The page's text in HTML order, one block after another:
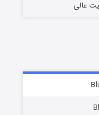
شد
عالی